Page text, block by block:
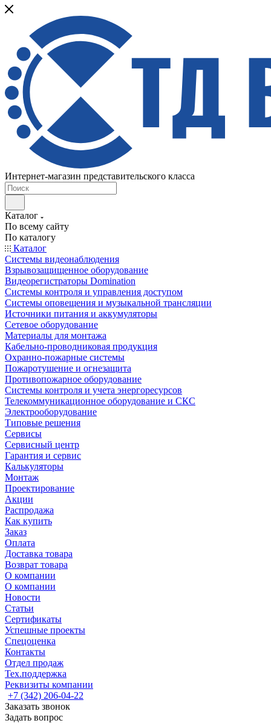
Интернет-магазин представительского класса
Каталог
По всему сайту
По каталогу
Каталог
Системы видеонаблюдения
Взрывозащищенное оборудование
Видеорегистраторы Domination
Системы контроля и управления доступом
Системы оповещения и музыкальной трансляции
Источники питания и аккумуляторы
Сетевое оборудование
Материалы для монтажа
Кабельно-проводниковая продукция
Охранно-пожарные системы
Пожаротушение и огнезащита
Противопожарное оборудование
Системы контроля и учета энергоресурсов
Телекоммуникационное оборудование и СКС
Электрооборудование
Типовые решения
Сервисы
Сервисный центр
Гарантия и сервис
Калькуляторы
Монтаж
Проектирование
Акции
Распродажа
Как купить
Заказ
Оплата
Доставка товара
Возврат товара
О компании
О компании
Новости
Статьи
Сертификаты
Успешные проекты
Спецоценка
Контакты
Отдел продаж
Тех.поддержка
Реквизиты компании
+7 (342) 206-04-22
Заказать звонок
Задать вопрос